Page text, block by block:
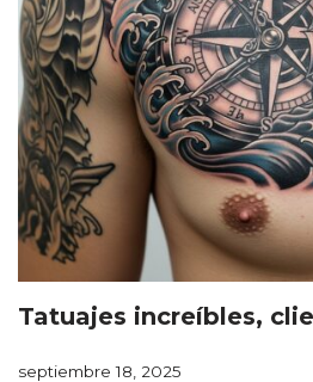
Tatuajes increíbles,
septiembre 18, 2025